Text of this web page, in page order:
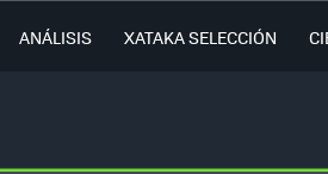
ANÁLISIS XATAKA SELECCIÓN